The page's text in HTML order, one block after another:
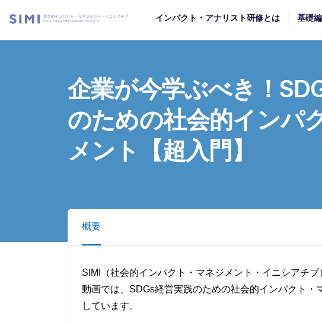
インパクト・アナリスト研修とは 基礎編
企業が今学ぶべき！
のための社会的インパ
メント【超入門】
概要
SIMI（社会的インパクト・マネジメント・イニシアチ
動画では、SDGs経営実践のための社会的インパクト・
しています。